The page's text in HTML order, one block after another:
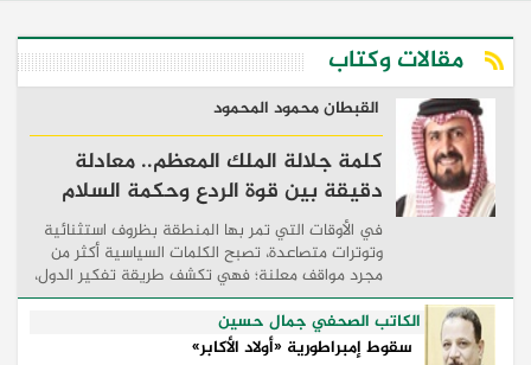
مقالات وكتاب
القبطان محمود المحمود
كلمة جلالة الملك المعظم.. معادلة
دقيقة بين قوة الردع وحكمة السلام
في الأوقات التي تمر بها المنطقة بظروف استثنائية
وتوترات متصاعدة، تصبح الكلمات السياسية أكثر من
مجرد مواقف معلنة؛ فهي تكشف طريقة تفكير الدول،
وكيفية إدارتها للأزمات، والحدود التي تفصل بين القوة
...
الكاتب الصحفي جمال حسين
سقوط إمبراطورية «أولاد الأكابر»